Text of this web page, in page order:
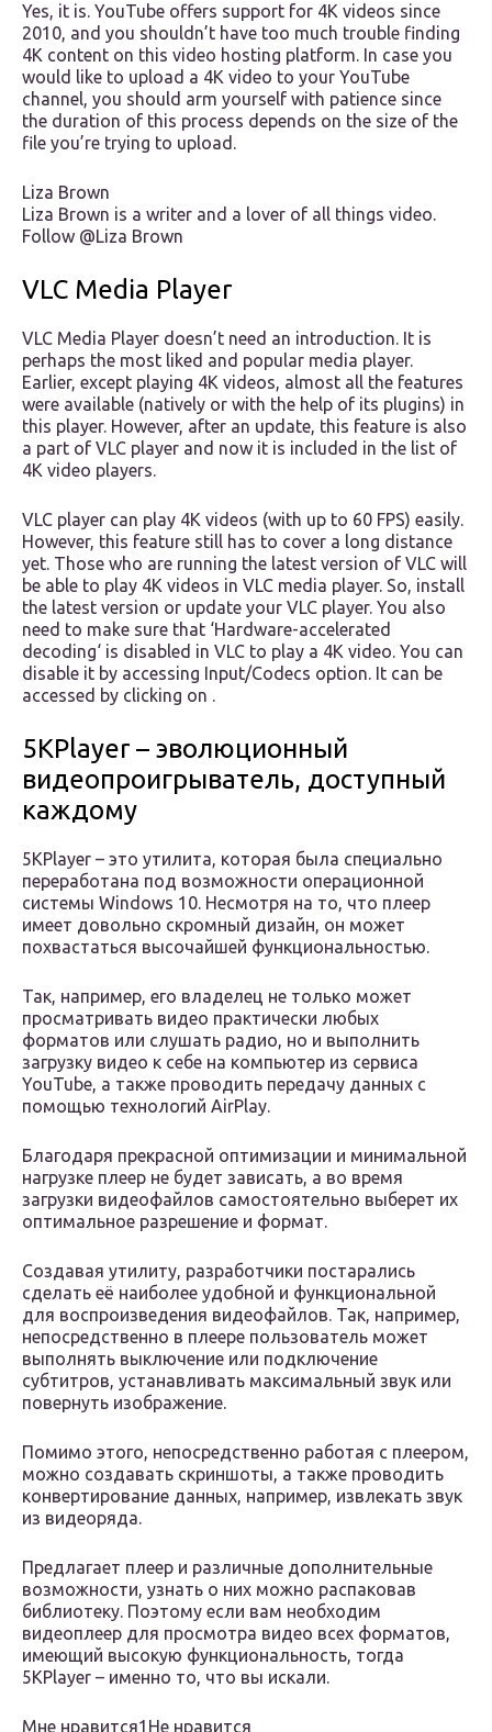
Yes, it is. YouTube offers support for 4K videos since
2010, and you shouldn’t have too much trouble finding
4K content on this video hosting platform. In case you
would like to upload a 4K video to your YouTube
channel, you should arm yourself with patience since
the duration of this process depends on the size of the
file you’re trying to upload.
Liza Brown
Liza Brown is a writer and a lover of all things video.
Follow @Liza Brown
VLC Media Player
VLC Media Player doesn’t need an introduction. It is
perhaps the most liked and popular media player.
Earlier, except playing 4K videos, almost all the features
were available (natively or with the help of its plugins) in
this player. However, after an update, this feature is also
a part of VLC player and now it is included in the list of
4K video players.
VLC player can play 4K videos (with up to 60 FPS) easily.
However, this feature still has to cover a long distance
yet. Those who are running the latest version of VLC will
be able to play 4K videos in VLC media player. So, install
the latest version or update your VLC player. You also
need to make sure that ‘Hardware-accelerated
decoding‘ is disabled in VLC to play a 4K video. You can
disable it by accessing Input/Codecs option. It can be
accessed by clicking on .
5KPlayer – эволюционный
видеопроигрыватель, доступный
каждому
5KPlayer – это утилита, которая была специально
переработана под возможности операционной
системы Windows 10. Несмотря на то, что плеер
имеет довольно скромный дизайн, он может
похвастаться высочайшей функциональностью.
Так, например, его владелец не только может
просматривать видео практически любых
форматов или слушать радио, но и выполнить
загрузку видео к себе на компьютер из сервиса
YouTube, а также проводить передачу данных с
помощью технологий AirPlay.
Благодаря прекрасной оптимизации и минимальной
нагрузке плеер не будет зависать, а во время
загрузки видеофайлов самостоятельно выберет их
оптимальное разрешение и формат.
Создавая утилиту, разработчики постарались
сделать её наиболее удобной и функциональной
для воспроизведения видеофайлов. Так, например,
непосредственно в плеере пользователь может
выполнять выключение или подключение
субтитров, устанавливать максимальный звук или
повернуть изображение.
Помимо этого, непосредственно работая с плеером,
можно создавать скриншоты, а также проводить
конвертирование данных, например, извлекать звук
из видеоряда.
Предлагает плеер и различные дополнительные
возможности, узнать о них можно распаковав
библиотеку. Поэтому если вам необходим
видеоплеер для просмотра видео всех форматов,
имеющий высокую функциональность, тогда
5KPlayer – именно то, что вы искали.
Мне нравится1Не нравится